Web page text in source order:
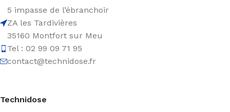
5 impasse de l’ébranchoir
ZA les Tardivières
35160 Montfort sur Meu
Tel : 02 99 09 71 95
contact@technidose.fr
Technidose